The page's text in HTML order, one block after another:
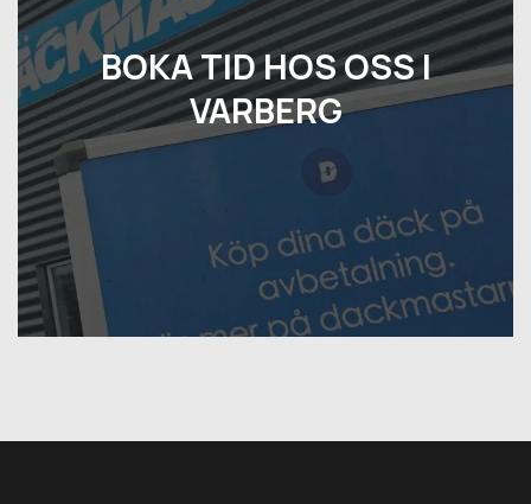
BOKA TID HOS OSS I
VARBERG